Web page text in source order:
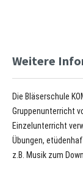
Weitere
Die Bläserschule
Gruppenunterricht
Einzelunterricht
Übungen,
z.B. Musik zum